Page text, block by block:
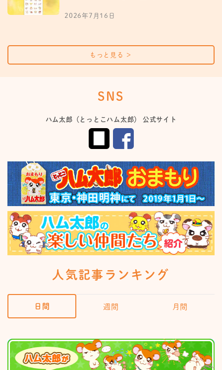
2026年7月16日
もっと見る ＞
SNS
ハム太郎（とっとこハム太郎） 公式サイト
人気記事ランキング
日間 週間 月間